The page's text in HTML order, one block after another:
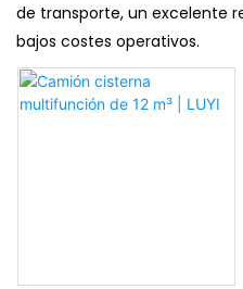
de transporte, un excelente
bajos costes operativos.